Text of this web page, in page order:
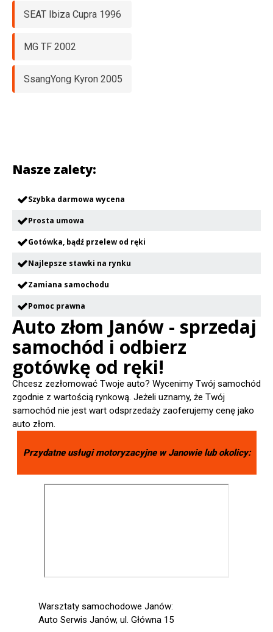
SEAT Ibiza Cupra 1996
MG TF 2002
SsangYong Kyron 2005
Nasze zalety:
Szybka darmowa wycena
Prosta umowa
Gotówka, bądź przelew od ręki
Najlepsze stawki na rynku
Zamiana samochodu
Pomoc prawna
Auto złom Janów - sprzedaj
samochód i odbierz
gotówkę od ręki!
Chcesz zezłomować Twoje auto? Wycenimy Twój samochód
zgodnie z wartością rynkową. Jeżeli uznamy, że Twój
samochód nie jest wart odsprzedaży zaoferujemy cenę jako
auto złom.
Przydatne usługi motoryzacyjne wJanowielub okolicy:
Warsztaty samochodowe Janów:
Auto Serwis Janów, ul. Główna 15